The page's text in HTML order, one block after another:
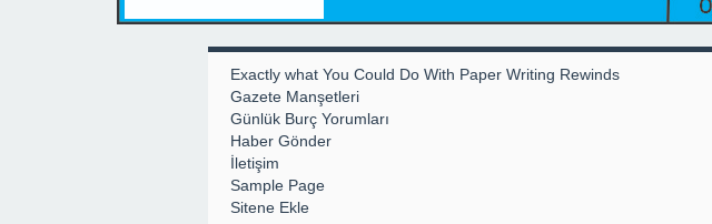
Exactly what You Could Do With Paper Writing Rewinds
Gazete Manşetleri
Günlük Burç Yorumları
Haber Gönder
İletişim
Sample Page
Sitene Ekle